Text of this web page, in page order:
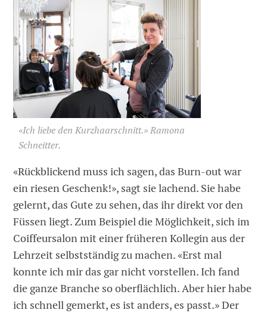
«Ich liebe den Kurzhaarschnitt.» Ramona
Schneitter.
«Rückblickend muss ich sagen, das Burn-out war
ein riesen Geschenk!», sagt sie lachend. Sie habe
gelernt, das Gute zu sehen, das ihr direkt vor den
Füssen liegt. Zum Beispiel die Möglichkeit, sich im
Coiffeursalon mit einer früheren Kollegin aus der
Lehrzeit selbstständig zu machen. «Erst mal
konnte ich mir das gar nicht vorstellen. Ich fand
die ganze Branche so oberflächlich. Aber hier habe
ich schnell gemerkt, es ist anders, es passt.» Der